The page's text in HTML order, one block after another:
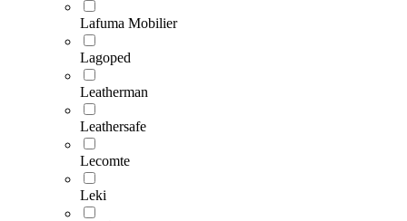
Lafuma Mobilier
Lagoped
Leatherman
Leathersafe
Lecomte
Leki